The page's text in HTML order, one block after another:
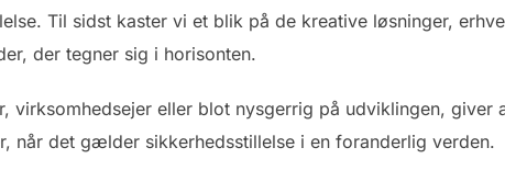
Til sidst kaster vi et blik på de kreative løsninger,
der tegner sig i horisonten.
virksomhedsejer eller blot nysgerrig på udviklingen,
når det gælder sikkerhedsstillelse i en foranderlig verden.